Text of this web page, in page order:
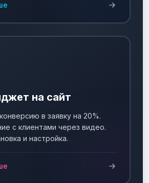
на сайт
в заявку на 20%.
с клиентами через видео.
и настройка.